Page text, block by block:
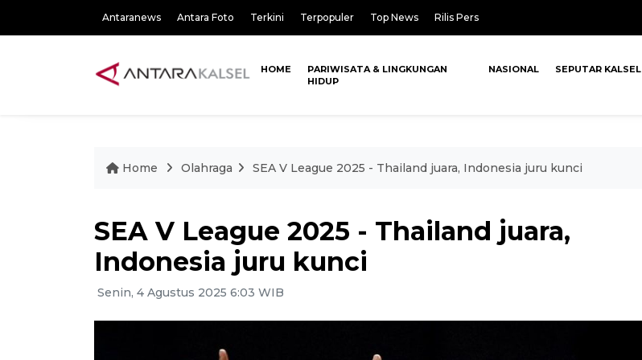
Antaranews Antara Foto Terkini Terpopuler Top News Rilis Pers
HOME
PARIWISATA & LINGKUNGAN
HIDUP
NASIONAL SEPUTAR KALSEL
Home Olahraga SEA V League 2025 - Thailand juara, Indonesia juru kunci
SEA V League 2025 - Thailand juara,
Indonesia juru kunci
Senin, 4 Agustus 2025 6:03 WIB